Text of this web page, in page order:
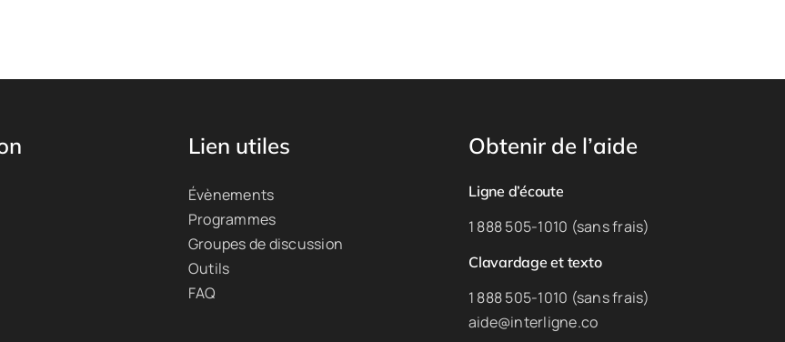
Lien utiles
Évènements
Programmes
Groupes de discussion
Outils
FAQ
Obtenir de l’aide
Ligne d’écoute
1 888 505-1010 (sans frais)
Clavardage et texto
1 888 505-1010 (sans frais)
aide@interligne.co